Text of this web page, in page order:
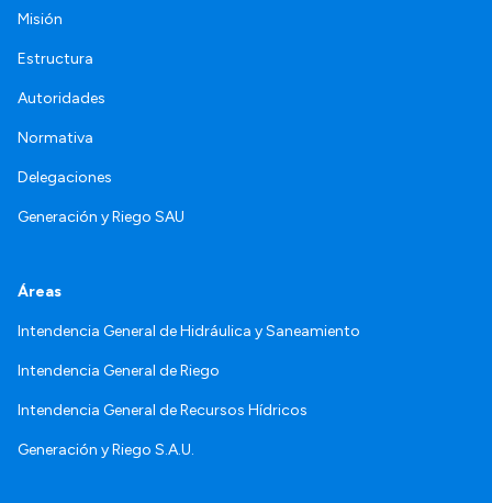
Misión
Estructura
Autoridades
Normativa
Delegaciones
Generación y Riego SAU
Áreas
Intendencia General de Hidráulica y Saneamiento
Intendencia General de Riego
Intendencia General de Recursos Hídricos
Generación y Riego S.A.U.